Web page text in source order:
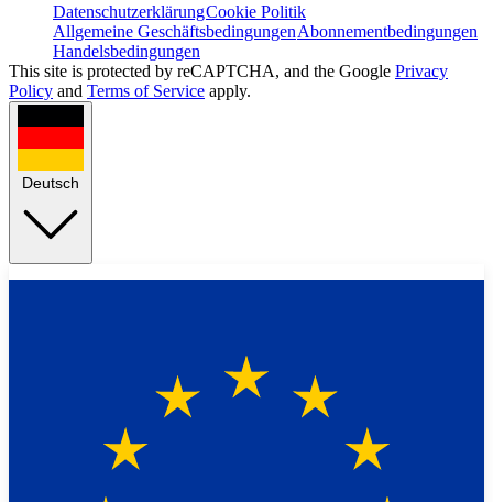
DatenschutzerklärungCookie Politik
Allgemeine GeschäftsbedingungenAbonnementbedingungen
Handelsbedingungen
This site is protected by reCAPTCHA, and the Google Privacy
Policy and Terms of Service apply.
Deutsch